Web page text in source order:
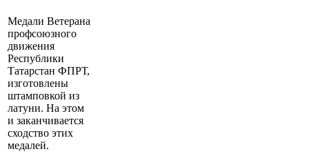
Медали Ветерана
профсоюзного
движения
Республики
Татарстан ФПРТ,
изготовлены
штамповкой из
латуни. На этом
и заканчивается
сходство этих
медалей.